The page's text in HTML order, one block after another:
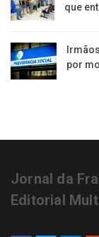
que
por
Jornal da
Editorial